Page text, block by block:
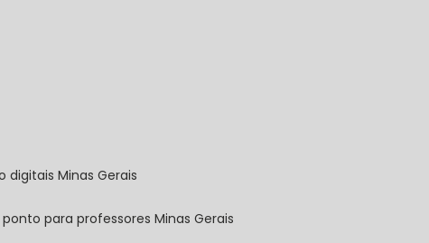
digitais Minas Gerais
ponto para professores Minas Gerais